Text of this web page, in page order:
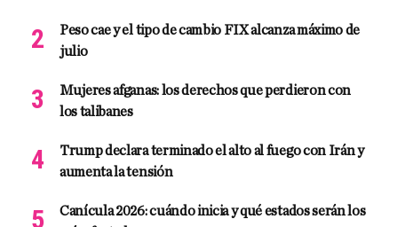
Peso cae y el tipo de cambio FIX alcanza máximo de
julio
Mujeres afganas: los derechos que perdieron con
los talibanes
Trump declara terminado el alto al fuego con Irán y
aumenta la tensión
Canícula 2026: cuándo inicia y qué estados serán los